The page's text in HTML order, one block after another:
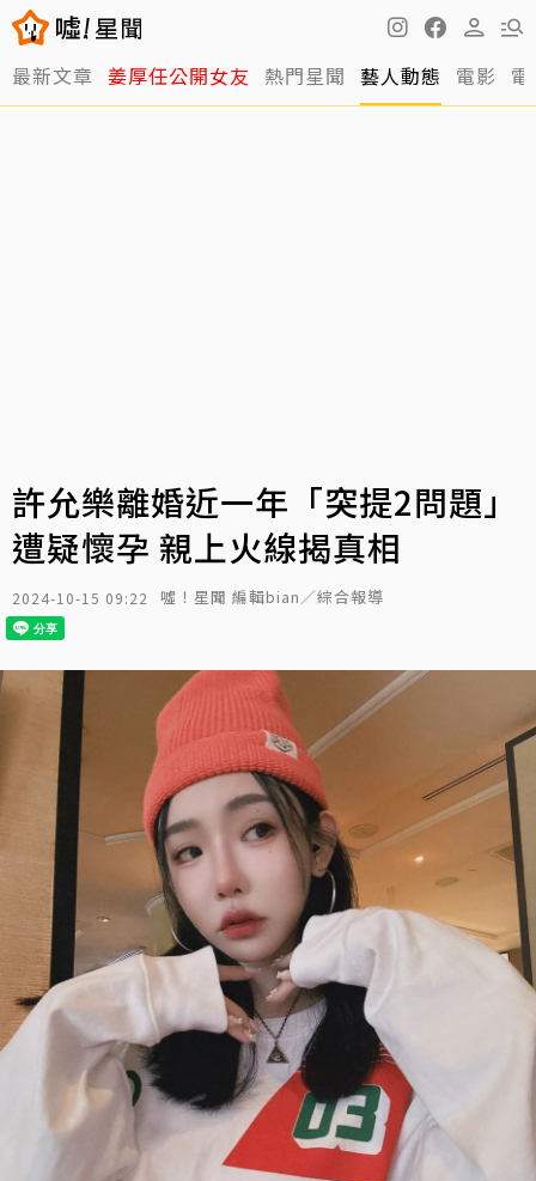
最新文章 姜厚任公開女友 熱門星聞 藝人動態 電影
許允樂離婚近一年「突提2問題」
遭疑懷孕 親上火線揭真相
2024-10-15 09:22 噓！星聞 編輯bian／綜合報導